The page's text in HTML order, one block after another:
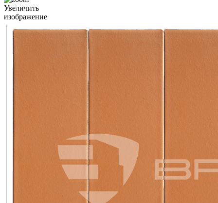
Увеличить
изображение